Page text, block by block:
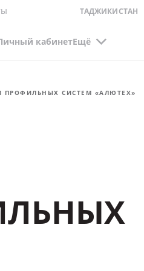
ТАДЖИКИСТАН
кабинетЕщё
СИСТЕМ «АЛЮТЕХ»